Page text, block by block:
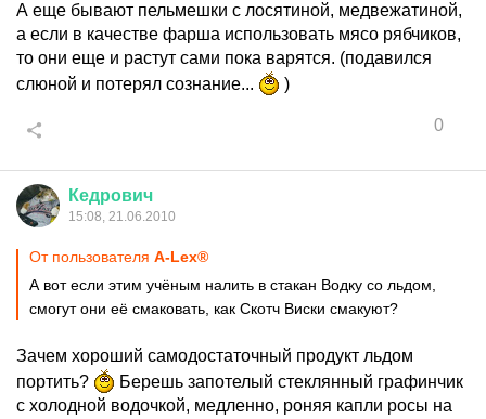
А еще бывают пельмешки c лосятиной, медвежатиной,
а если в качестве фарша использовать мясо рябчиков,
то они еще и растут сами пока варятся. (подавился
слюной и потерял сознание...
)
0
Кедрович
15:08, 21.06.2010
От пользователя A-Lex®
А вот если этим учёным налить в стакан Водку со льдом,
смогут они её смаковать, как Скотч Виски смакуют?
Зачем хороший самодостаточный продукт льдом
портить?
Берешь запотелый стеклянный графинчик
с холодной водочкой, медленно, роняя капли росы на